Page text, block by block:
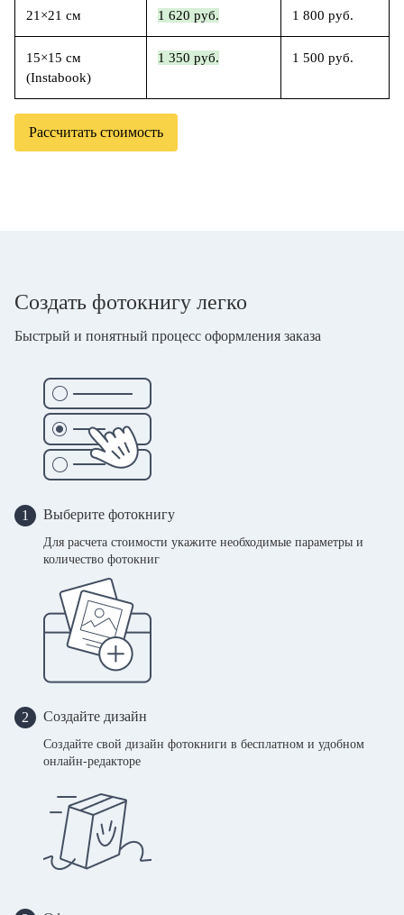
21×21 см 1 620 руб. 1 800 руб.
15×15 см
(Instabook)
1 350 руб. 1 500 руб.
Рассчитать стоимость
Создать фотокнигу легко
Быстрый и понятный процесс оформления заказа
1 Выберите фотокнигу
Для расчета стоимости укажите необходимые параметры и
количество фотокниг
2 Создайте дизайн
Создайте свой дизайн фотокниги в бесплатном и удобном
онлайн-редакторе